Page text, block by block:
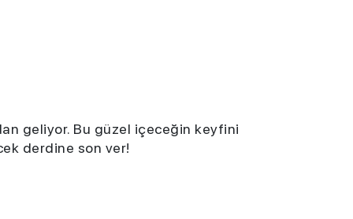
geliyor. Bu güzel içeceğin keyfini
derdine son ver!